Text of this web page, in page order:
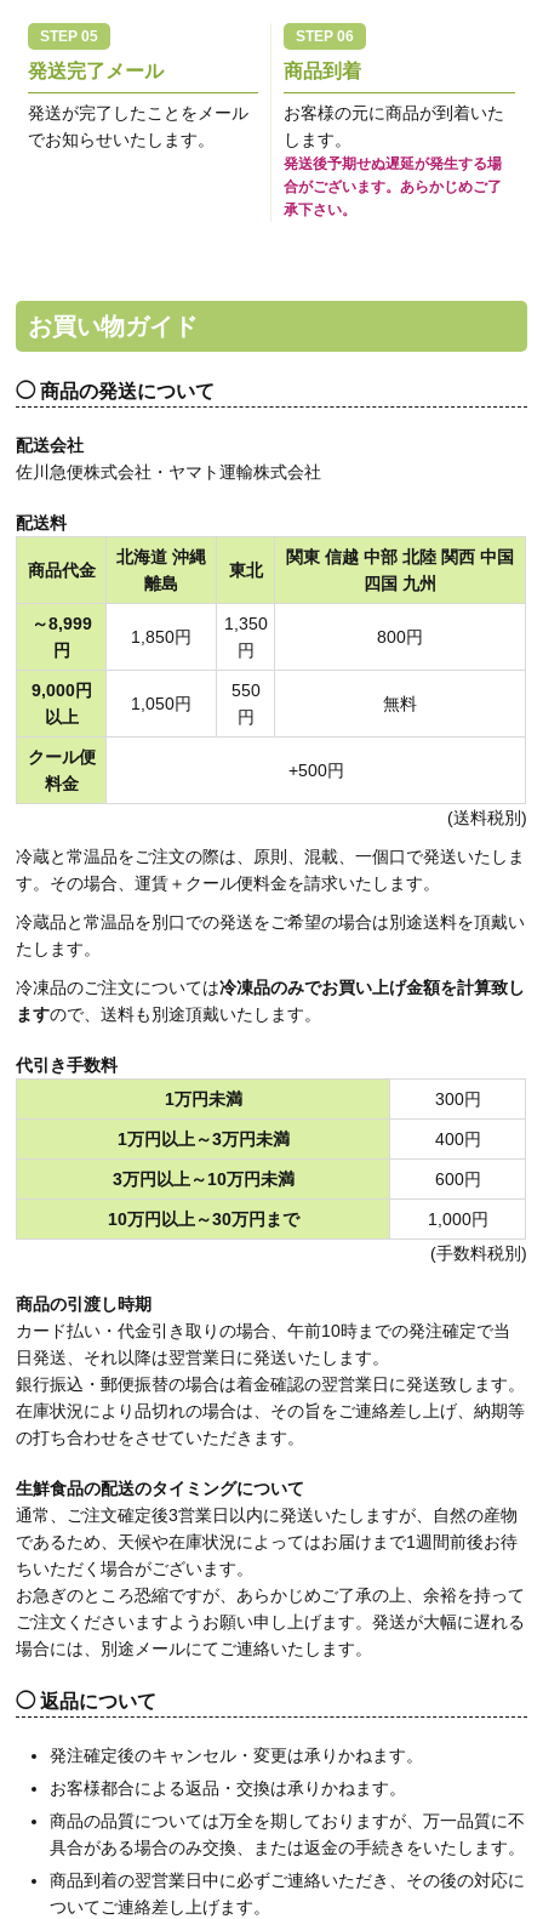
発送完了メール
発送が完了したことをメール
でお知らせいたします。
商品到着
お客様の元に商品が到着いた
します。
発送後予期せぬ遅延が発生する場
合がございます。あらかじめご了
承下さい。
お買い物ガイド
商品の発送について
配送会社
佐川急便株式会社・ヤマト運輸株式会社
配送料
商品代金
北海道 沖縄
離島
東北
関東 信越 中部 北陸 関西 中国
四国 九州
～8,999
円
1,850円
1,350
円
800円
9,000円
以上
1,050円
550
円
無料
クール便
料金
+500円
(送料税別)
冷蔵と常温品をご注文の際は、原則、混載、一個口で発送いたしま
す。その場合、運賃＋クール便料金を請求いたします。
冷蔵品と常温品を別口での発送をご希望の場合は別途送料を頂戴い
たします。
冷凍品のご注文については冷凍品のみでお買い上げ金額を計算致し
ますので、送料も別途頂戴いたします。
代引き手数料
1万円未満
300円
1万円以上～3万円未満 400円
3万円以上～10万円未満 600円
10万円以上～30万円まで
1,000円
(手数料税別)
商品の引渡し時期
カード払い・代金引き取りの場合、午前10時までの発注確定で当
日発送、それ以降は翌営業日に発送いたします。
銀行振込・郵便振替の場合は着金確認の翌営業日に発送致します。
在庫状況により品切れの場合は、その旨をご連絡差し上げ、納期等
の打ち合わせをさせていただきます。
生鮮食品の配送のタイミングについて
通常、ご注文確定後3営業日以内に発送いたしますが、自然の産物
であるため、天候や在庫状況によってはお届けまで1週間前後お待
ちいただく場合がございます。
お急ぎのところ恐縮ですが、あらかじめご了承の上、余裕を持って
ご注文くださいますようお願い申し上げます。発送が大幅に遅れる
場合には、別途メールにてご連絡いたします。
返品について
発注確定後のキャンセル・変更は承りかねます。
お客様都合による返品・交換は承りかねます。
商品の品質については万全を期しておりますが、万一品質に不
具合がある場合のみ交換、または返金の手続きをいたします。
商品到着の翌営業日中に必ずご連絡いただき、その後の対応に
ついてご連絡差し上げます。